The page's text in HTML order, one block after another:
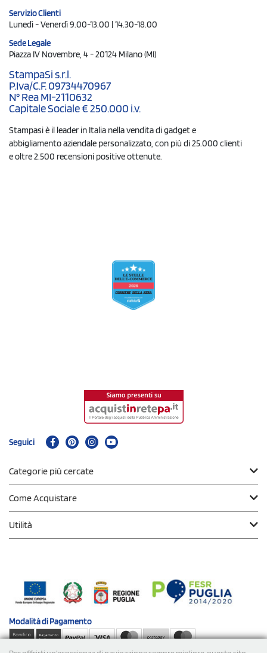
Servizio Clienti
Lunedì - Venerdì 9.00-13.00 | 14.30-18.00
Sede Legale
Piazza IV Novembre, 4 - 20124 Milano (MI)
StampaSi s.r.l.
P.Iva/C.F. 09734470967
N° Rea MI-2110632
Capitale Sociale € 250.000 i.v.
Stampasi è il leader in Italia nella vendita di gadget e
abbigliamento aziendale personalizzato, con più di 25.000 clienti
e oltre 2.500 recensioni positive ottenute.
Seguici
Categorie più cercate
Come Acquistare
Utilità
Modalità diPagamento